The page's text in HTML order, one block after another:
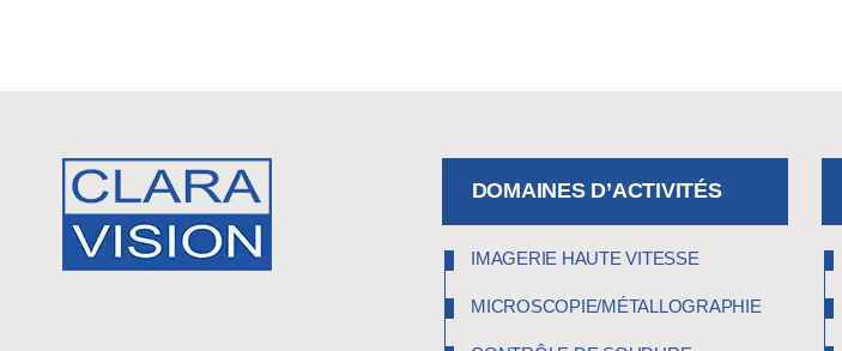
DOMAINES D’ACTIVITÉS
IMAGERIE HAUTE VITESSE
MICROSCOPIE/MÉTALLOGRAPHIE